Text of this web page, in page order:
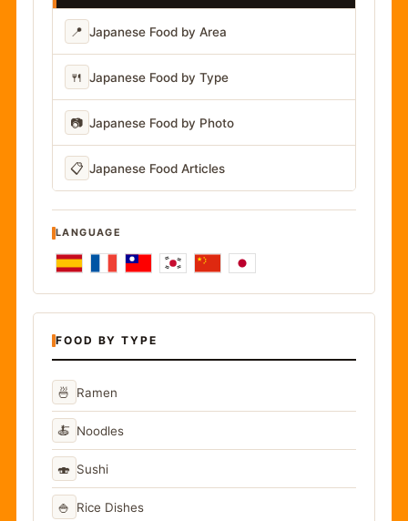
📍 Japanese Food by Area
🍴 Japanese Food by Type
📷 Japanese Food by Photo
📋 Japanese Food Articles
LANGUAGE
FOOD BY TYPE
🍜 Ramen
🍝 Noodles
🍣 Sushi
🍚 Rice Dishes